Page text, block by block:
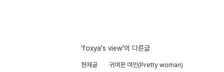
'foxya's view'의 다른글
현재글 귀여운 여인(Pretty woman)